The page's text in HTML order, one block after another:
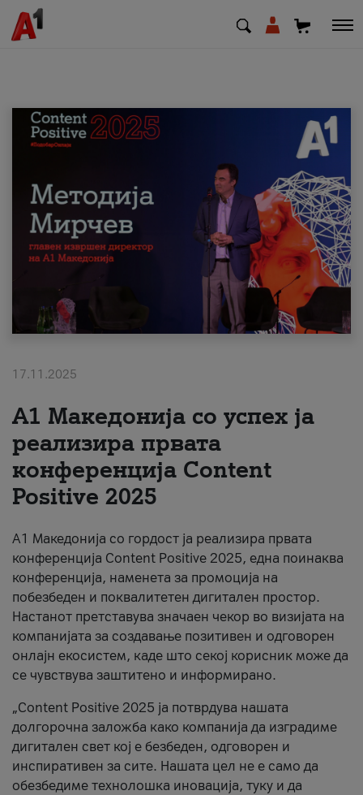
МК EN
Приватни Деловни
Поддршка
Надополни кредит
#ПодобарОнлајн
17.11.2025
А1 Македонија со успех ја
реализира првата
конференција Content
Positive 2025
А1 Македонија со гордост ја реализира првата
конференција Content Positive 2025, една поинаква
конференција, наменета за промоција на
побезбеден и поквалитетен дигитален простор.
Настанот претставува значаен чекор во визијата на
компанијата за создавање позитивен и одговорен
онлајн екосистем, каде што секој корисник може да
се чувствува заштитено и информирано.
„Content Positive 2025 ја потврдува нашата
долгорочна заложба како компанија да изградиме
дигитален свет кој е безбеден, одговорен и
инспиративен за сите. Нашата цел не е само да
обезбедиме технолошка иновација, туку и да